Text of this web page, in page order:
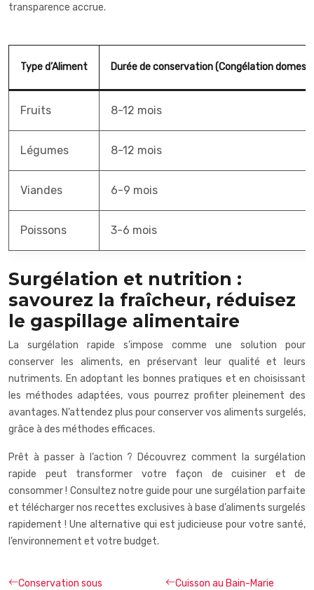
transparence accrue.
Type d’Aliment Durée de conservation (Congélation
Fruits 8-12 mois
Légumes 8-12 mois
Viandes 6-9 mois
Poissons 3-6 mois
Surgélation et nutrition :
savourez la fraîcheur, réduisez
le gaspillage alimentaire
La surgélation rapide s’impose comme une solution pour
conserver les aliments, en préservant leur qualité et leurs
nutriments. En adoptant les bonnes pratiques et en choisissant
les méthodes adaptées, vous pourrez profiter pleinement des
avantages. N’attendez plus pour conserver vos aliments surgelés,
grâce à des méthodes efficaces.
Prêt à passer à l’action ? Découvrez comment la surgélation
rapide peut transformer votre façon de cuisiner et de
consommer ! Consultez notre guide pour une surgélation parfaite
et télécharger nos recettes exclusives à base d’aliments surgelés
rapidement ! Une alternative qui est judicieuse pour votre santé,
l’environnement et votre budget.
Conservation sous
Cuisson au Bain-Marie